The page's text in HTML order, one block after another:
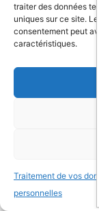
traiter des données
uniques sur ce site.
consentement peut
caractéristiques.
Traitement de vos
personnelles
Fiches de
retours
ainsi que